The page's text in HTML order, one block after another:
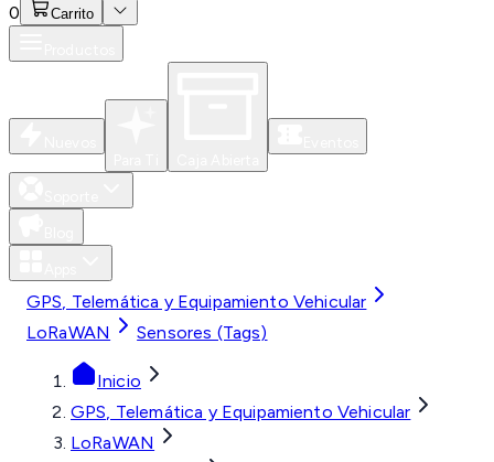
0 Carrito
GPS, Telemática y Equipamiento Vehicular
LoRaWAN
Sensores (Tags)
Inicio
GPS, Telemática y Equipamiento Vehicular
LoRaWAN